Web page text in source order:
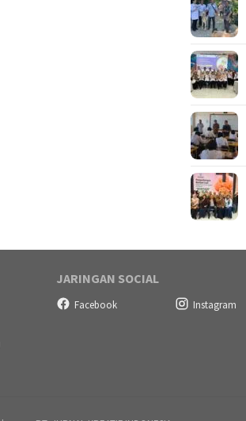
JARINGAN SOCIAL
Facebook Instagram